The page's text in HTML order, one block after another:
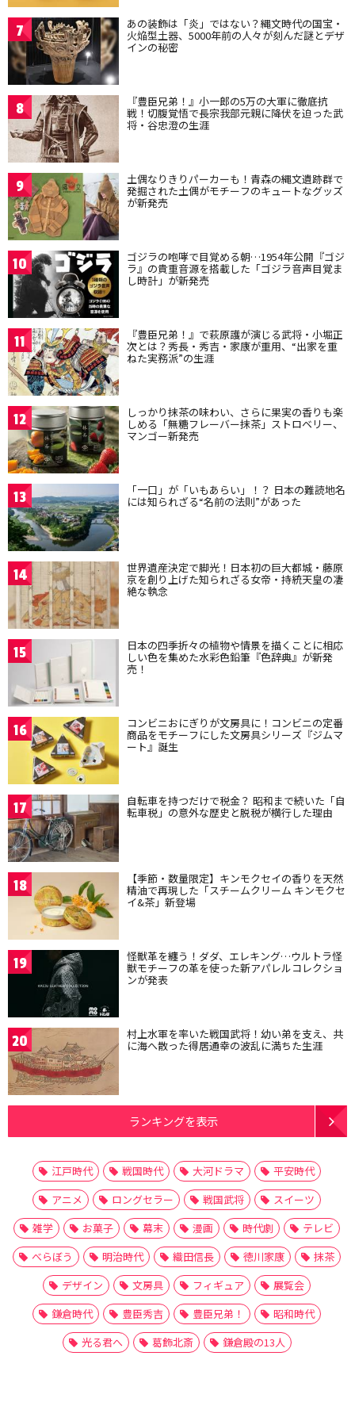
7 あの装飾は「炎」ではない？縄文時代の国宝・
火焔型土器、5000年前の人々が刻んだ謎とデザ
インの秘密
8 『豊臣兄弟！』小一郎の5万の大軍に徹底抗
戦！切腹覚悟で長宗我部元親に降伏を迫った武
将・谷忠澄の生涯
9 土偶なりきりパーカーも！青森の縄文遺跡群で
発掘された土偶がモチーフのキュートなグッズ
が新発売
10 ゴジラの咆哮で目覚める朝…1954年公開『ゴジ
ラ』の貴重音源を搭載した「ゴジラ音声目覚ま
し時計」が新発売
11 『豊臣兄弟！』で萩原護が演じる武将・小堀正
次とは？秀長・秀吉・家康が重用、“出家を重
ねた実務派”の生涯
12 しっかり抹茶の味わい、さらに果実の香りも楽
しめる「無糖フレーバー抹茶」ストロベリー、
マンゴー新発売
13 「一口」が「いもあらい」！？ 日本の難読地名
には知られざる“名前の法則”があった
14 世界遺産決定で脚光！日本初の巨大都城・藤原
京を創り上げた知られざる女帝・持統天皇の凄
絶な執念
15 日本の四季折々の植物や情景を描くことに相応
しい色を集めた水彩色鉛筆『色辞典』が新発
売！
16 コンビニおにぎりが文房具に！コンビニの定番
商品をモチーフにした文房具シリーズ『ジムマ
ート』誕生
17 自転車を持つだけで税金？ 昭和まで続いた「自
転車税」の意外な歴史と脱税が横行した理由
18 【季節・数量限定】キンモクセイの香りを天然
精油で再現した「スチームクリーム キンモクセ
イ&茶」新登場
19 怪獣革を纏う！ダダ、エレキング…ウルトラ怪
獣モチーフの革を使った新アパレルコレクショ
ンが発表
20 村上水軍を率いた戦国武将！幼い弟を支え、共
に海へ散った得居通幸の波乱に満ちた生涯
ランキングを表示
江戸時代 戦国時代 大河ドラマ
平安時代
アニメ
ロングセラー 戦国武将
スイーツ
雑学
お菓子 幕末 漫画 時代劇
テレビ
べらぼう
明治時代 織田信長 徳川家康
抹茶
デザイン
文房具 フィギュア
展覧会
鎌倉時代
豊臣秀吉 豊臣兄弟！
昭和時代
光る君へ
葛飾北斎 鎌倉殿の13人